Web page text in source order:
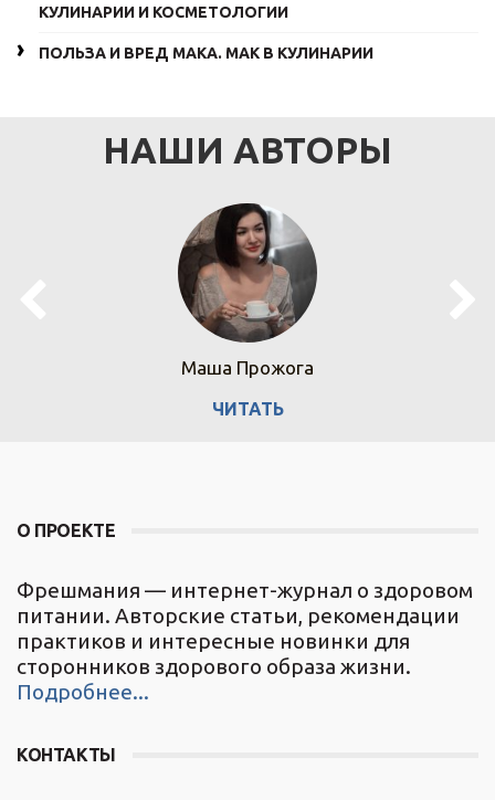
КУЛИНАРИИ И КОСМЕТОЛОГИИ
ПОЛЬЗА И ВРЕД МАКА. МАК В КУЛИНАРИИ
НАШИ АВТОРЫ
Маша Прожога
ЧИТАТЬ
О ПРОЕКТЕ
Фрешмания — интернет-журнал о здоровом
питании. Авторские статьи, рекомендации
практиков и интересные новинки для
сторонников здорового образа жизни.
Подробнее...
КОНТАКТЫ